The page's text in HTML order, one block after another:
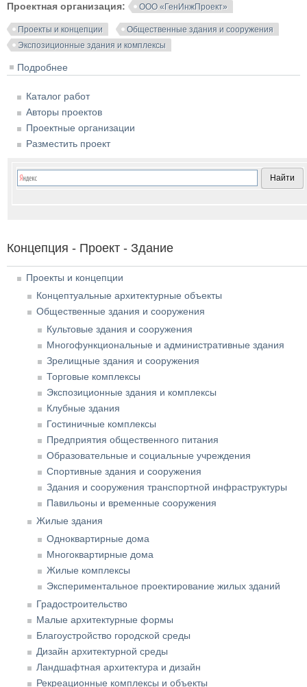
Проектная организация: ООО «ГенИнжПроект»
Проекты и концепции
Общественные здания и сооружения
Экспозиционные здания и комплексы
Подробнее
Каталог работ
Авторы проектов
Проектные организации
Разместить проект
Концепция - Проект - Здание
Проекты и концепции
Концептуальные архитектурные объекты
Общественные здания и сооружения
Культовые здания и сооружения
Многофункциональные и административные здания
Зрелищные здания и сооружения
Торговые комплексы
Экспозиционные здания и комплексы
Клубные здания
Гостиничные комплексы
Предприятия общественного питания
Образовательные и социальные учреждения
Спортивные здания и сооружения
Здания и сооружения транспортной инфраструктуры
Павильоны и временные сооружения
Жилые здания
Одноквартирные дома
Многоквартирные дома
Жилые комплексы
Экспериментальное проектирование жилых зданий
Градостроительство
Малые архитектурные формы
Благоустройство городской среды
Дизайн архитектурной среды
Ландшафтная архитектура и дизайн
Рекреационные комплексы и объекты